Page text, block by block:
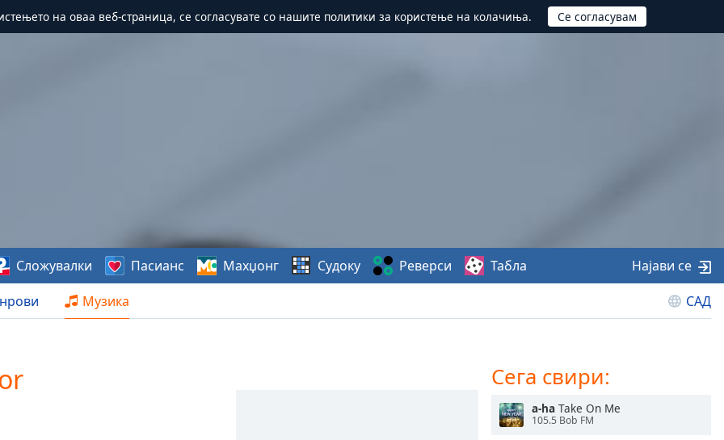
на оваа веб-страница, се согласувате со нашите политики за користење на колачиња.
Музика САД
Сложувалки Пасианс Махџонг Судоку Реверси Табла Најави се
Сега свири:
a-ha Take On Me
105.5 Bob FM